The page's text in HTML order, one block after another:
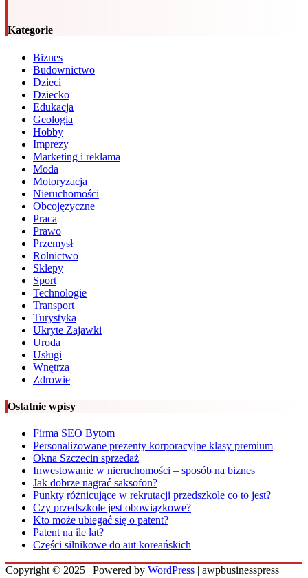
Kategorie
Biznes
Budownictwo
Dzieci
Dziecko
Edukacja
Geologia
Hobby
Imprezy
Marketing i reklama
Moda
Motoryzacja
Nieruchomości
Obcojęzyczne
Praca
Prawo
Przemysł
Rolnictwo
Sklepy
Sport
Technologie
Transport
Turystyka
Ukryte Zajawki
Uroda
Usługi
Wnętrza
Zdrowie
Ostatnie wpisy
Firma SEO Bytom
Personalizowane prezenty korporacyjne klasy premium
Okna Szczecin sprzedaż
Inwestowanie w nieruchomości – sposób na biznes
Jak dobrze nagrać saksofon?
Punkty różnicujące w rekrutacji przedszkole co to jest?
Czy przedszkole jest obowiązkowe?
Kto może ubiegać się o patent?
Patent na ile lat?
Części silnikowe do aut koreańskich
Copyright © 2025 | Powered by WordPress | awpbusinesspress